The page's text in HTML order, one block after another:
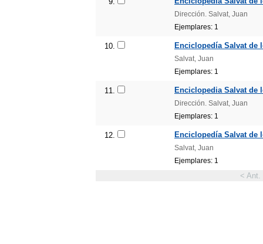
Dirección. Salvat, Juan
Ejemplares: 1
10. Enciclopedía Salvat de
Salvat, Juan
Ejemplares: 1
11. Enciclopedia Salvat de
Dirección. Salvat, Juan
Ejemplares: 1
12. Enciclopedía Salvat de
Salvat, Juan
Ejemplares: 1
< Ant.